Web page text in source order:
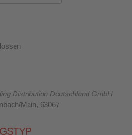
Distribution Deutschland GmbH
Main, 63067